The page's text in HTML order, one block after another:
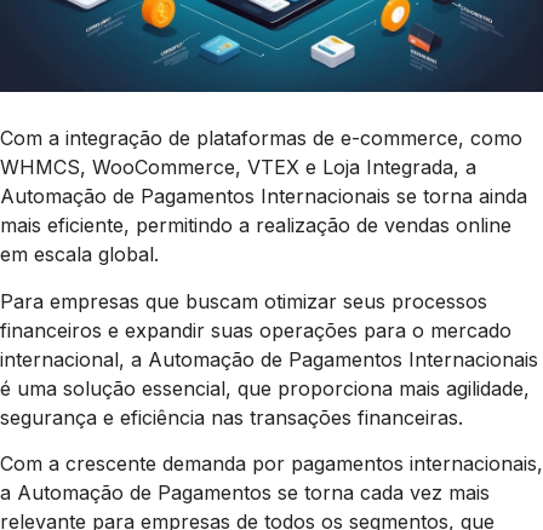
Com a integração de plataformas de e-commerce, como
WHMCS, WooCommerce, VTEX e Loja Integrada, a
Automação de Pagamentos Internacionais se torna ainda
mais eficiente, permitindo a realização de vendas online
em escala global.
Para empresas que buscam otimizar seus processos
financeiros e expandir suas operações para o mercado
internacional, a Automação de Pagamentos Internacionais
é uma solução essencial, que proporciona mais agilidade,
segurança e eficiência nas transações financeiras.
Com a crescente demanda por pagamentos internacionais,
a Automação de Pagamentos se torna cada vez mais
relevante para empresas de todos os segmentos, que